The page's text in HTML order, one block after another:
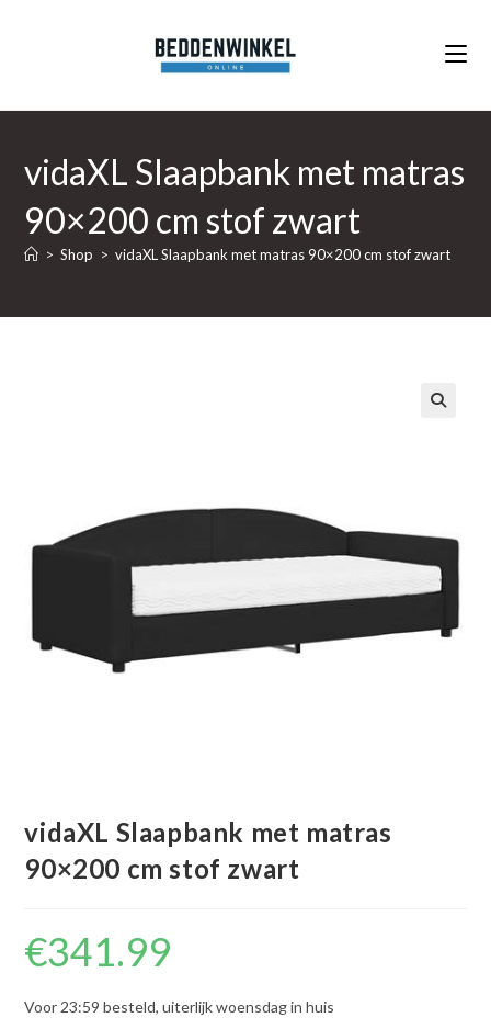
vidaXL Slaapbank met matras
90×200 cm stof zwart
> Shop > vidaXL Slaapbank met matras 90×200 cm stof zwart
vidaXL Slaapbank met matras
90×200 cm stof zwart
€341.99
Voor 23:59 besteld, uiterlijk woensdag in huis